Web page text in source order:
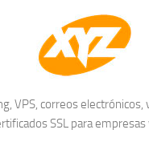
VPS, correos
SSL para